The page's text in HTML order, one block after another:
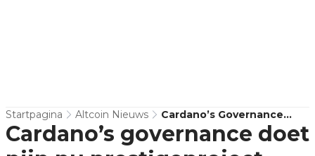
Startpagina Altcoin Nieuws
Cardano’s Governance
Doet Pijn Nu
Prestigeproject Wordt
Cardano’s governance doet